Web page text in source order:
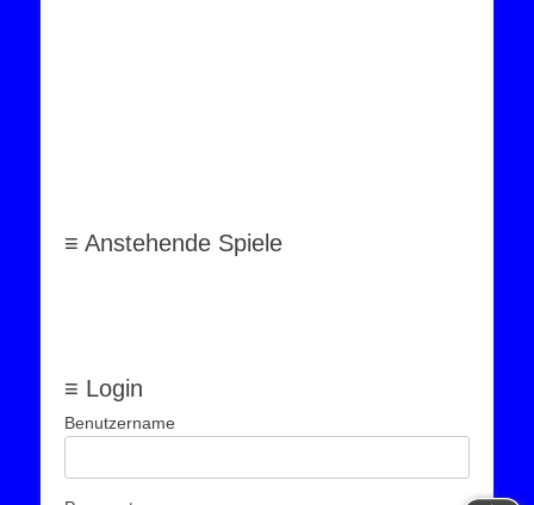
≡ Anstehende Spiele
≡ Login
Benutzername